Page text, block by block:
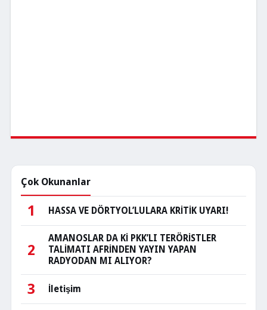
Çok Okunanlar
1 HASSA VE DÖRTYOL’LULARA KRİTİK UYARI!
2
AMANOSLAR DA Kİ PKK’LI TERÖRİSTLER
TALİMATI AFRİNDEN YAYIN YAPAN
RADYODAN MI ALIYOR?
3 İletişim